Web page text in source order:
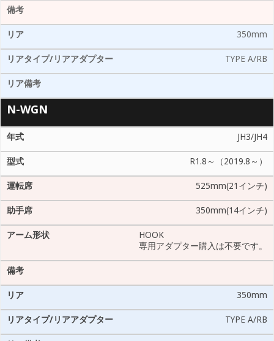
350mm
TYPE A/RB
N-WGN
JH3/JH4
R1.8～（2019.8～）
525mm(21インチ)
350mm(14インチ)
HOOK
専用アダプター購入は不要です。
350mm
TYPE A/RB